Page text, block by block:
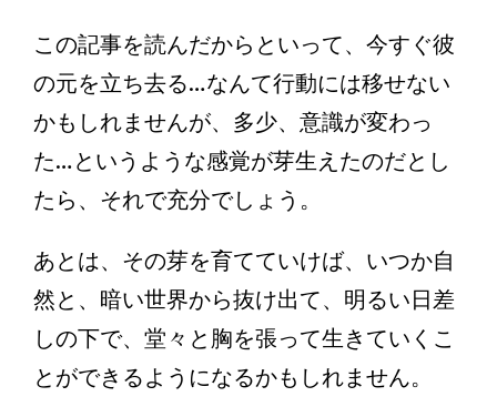
この記事を読んだからといって、今すぐ彼
の元を立ち去る…なんて行動には移せない
かもしれませんが、多少、意識が変わっ
た…というような感覚が芽生えたのだとし
たら、それで充分でしょう。
あとは、その芽を育てていけば、いつか自
然と、暗い世界から抜け出て、明るい日差
しの下で、堂々と胸を張って生きていくこ
とができるようになるかもしれません。